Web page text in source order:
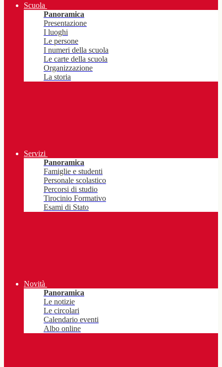
Scuola
Panoramica
Presentazione
I luoghi
Le persone
I numeri della scuola
Le carte della scuola
Organizzazione
La storia
Servizi
Panoramica
Famiglie e studenti
Personale scolastico
Percorsi di studio
Tirocinio Formativo
Esami di Stato
Novità
Panoramica
Le notizie
Le circolari
Calendario eventi
Albo online